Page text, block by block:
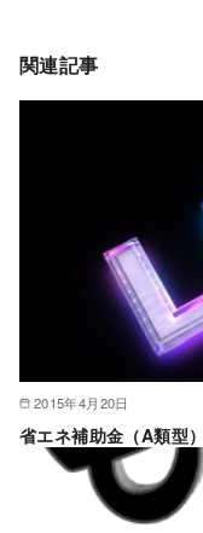
関連記事
2015年4月20日
省エネ補助金（A類型